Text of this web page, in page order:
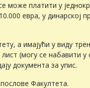
може платити у
евра, у динарској
а имајући у виду
(могу се набавити у
документа за упис.
Факултета.